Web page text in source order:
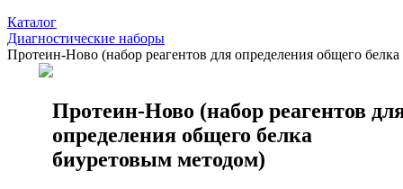
Каталог
Диагностические наборы
Протеин-Ново (набор реагентов для определения общего
Протеин-Ново (набор реагентов
определения общего белка
биуретовым методом)